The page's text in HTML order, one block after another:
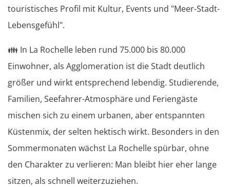
touristisches Profil mit Kultur, Events und "Meer-Stadt-
Lebensgefühl".
👪 In La Rochelle leben rund 75.000 bis 80.000
Einwohner, als Agglomeration ist die Stadt deutlich
größer und wirkt entsprechend lebendig. Studierende,
Familien, Seefahrer-Atmosphäre und Feriengäste
mischen sich zu einem urbanen, aber entspannten
Küstenmix, der selten hektisch wirkt. Besonders in den
Sommermonaten wächst La Rochelle spürbar, ohne
den Charakter zu verlieren: Man bleibt hier eher lange
sitzen, als schnell weiterzuziehen.